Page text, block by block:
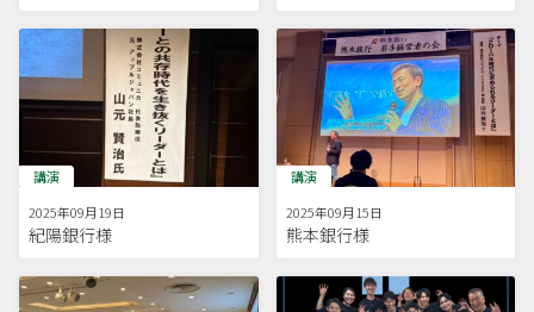
講演
2025年09月19日
紀陽銀行様
講演
2025年09月15日
熊本銀行様